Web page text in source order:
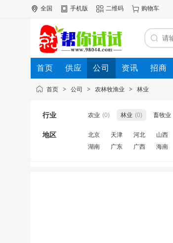
全国 手机版 二维码 购物车
首页 供应 公司 资讯 招商
首页 > 公司 > 农林牧渔业 > 林业
行业 农业 (0) 林业 (0) 畜牧业
地区 北京 天津 河北 山西
湖南
广东 广西 海南